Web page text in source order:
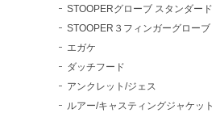
STOOPERグローブ スタンダード
STOOPER３フィンガーグローブ
エガケ
ダッチフード
アンクレット/ジェス
ルアー/キャスティングジャケット